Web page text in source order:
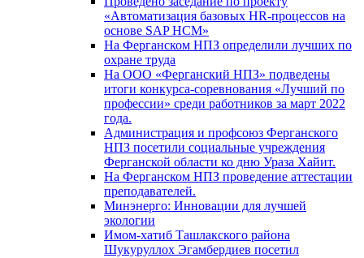
«Автоматизация базовых HR-процессов на
основе SAP HCM»
На Ферганском НПЗ определили лучших по
охране труда
На ООО «Ферганский НПЗ» подведены
итоги конкурса-соревнования «Лучший по
профессии» среди работников за март 2022
года.
Администрация и профсоюз Ферганского
НПЗ посетили социальные учреждения
Ферганской области ко дню Ураза Хайит.
На Ферганском НПЗ проведение аттестации
преподавателей.
Минэнерго: Инновации для лучшей
экологии
Имом-хатиб Ташлакского района
Шукуруллох Эгамбердиев посетил